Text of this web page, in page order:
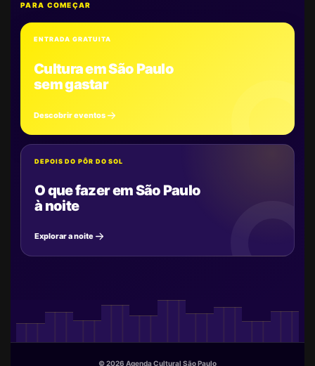
PARA COMEÇAR
ENTRADA GRATUITA
Cultura em São Paulo
sem gastar
Descobrir eventos
DEPOIS DO PÔR DO SOL
O que fazer em São Paulo
à noite
Explorar a noite
© 2026 Agenda Cultural São Paulo